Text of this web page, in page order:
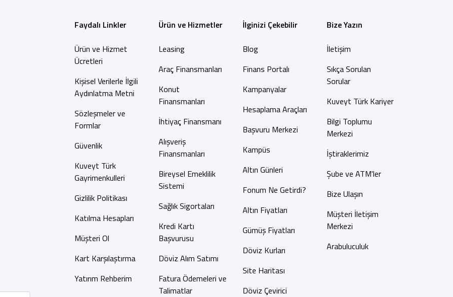
Faydalı Linkler
Ürün ve Hizmet
Ücretleri
Kişisel Verilerle İlgili
Aydınlatma Metni
Sözleşmeler ve
Formlar
Güvenlik
Kuveyt Türk
Gayrimenkulleri
Gizlilik Politikası
Katılma Hesapları
Müşteri Ol
Kart Karşılaştırma
Yatırım Rehberim
Ürün ve Hizmetler
Leasing
Araç Finansmanları
Konut
Finansmanları
İhtiyaç Finansmanı
Alışveriş
Finansmanları
Bireysel Emeklilik
Sistemi
Sağlık Sigortaları
Kredi Kartı
Başvurusu
Döviz Alım Satımı
Fatura Ödemeleri ve
Talimatlar
İlginizi Çekebilir
Blog
Finans Portalı
Kampanyalar
Hesaplama Araçları
Başvuru Merkezi
Kampüs
Altın Günleri
Fonum Ne Getirdi?
Altın Fiyatları
Gümüş Fiyatları
Döviz Kurları
Site Haritası
Döviz Çevirici
Bize Yazın
İletişim
Sıkça Sorulan
Sorular
Kuveyt Türk Kariyer
Bilgi Toplumu
Merkezi
İştiraklerimiz
Şube ve ATM'ler
Bize Ulaşın
Müşteri İletişim
Merkezi
Arabuluculuk